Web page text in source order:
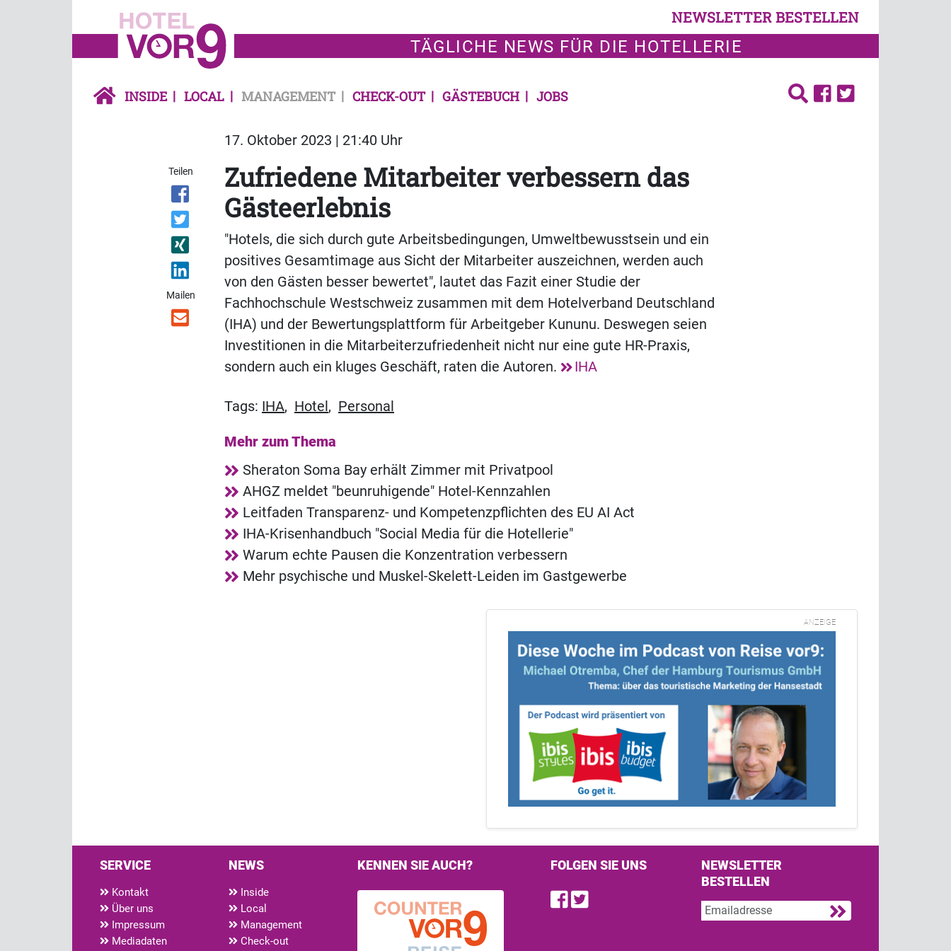
NEWSLETTER BESTELLEN
TÄGLICHE NEWS FÜR DIE HOTELLERIE
INSIDE LOCAL MANAGEMENT CHECK-OUT GÄSTEBUCH JOBS
17. Oktober 2023 | 21:40 Uhr
Teilen
Mailen
Zufriedene Mitarbeiter verbessern das
Gästeerlebnis
"Hotels, die sich durch gute Arbeitsbedingungen, Umweltbewusstsein und ein
positives Gesamtimage aus Sicht der Mitarbeiter auszeichnen, werden auch
von den Gästen besser bewertet", lautet das Fazit einer Studie der
Fachhochschule Westschweiz zusammen mit dem Hotelverband Deutschland
(IHA) und der Bewertungsplattform für Arbeitgeber Kununu. Deswegen seien
Investitionen in die Mitarbeiterzufriedenheit nicht nur eine gute HR-Praxis,
sondern auch ein kluges Geschäft, raten die Autoren.
IHA
Tags: IHA, Hotel , Personal
Mehr zum Thema
Sheraton Soma Bay erhält Zimmer mit Privatpool
AHGZ meldet "beunruhigende" Hotel-Kennzahlen
Leitfaden Transparenz- und Kompetenzpflichten des EU AI Act
IHA-Krisenhandbuch "Social Media für die Hotellerie"
Warum echte Pausen die Konzentration verbessern
Mehr psychische und Muskel-Skelett-Leiden im Gastgewerbe
ANZEIGE
SERVICE
Kontakt
Über uns
Impressum
Mediadaten
NEWS
Inside
Local
Management
Check-out
KENNEN SIE AUCH? FOLGEN SIE UNS
Find us on Facebook
Follow us on Twitter
NEWSLETTER
BESTELLEN